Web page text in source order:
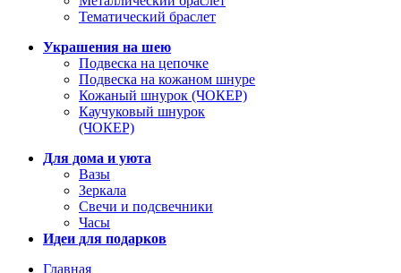
Тематический браслет
Украшения на шею
Подвеска на цепочке
Подвеска на кожаном шнуре
Кожаный шнурок (ЧОКЕР)
Каучуковый шнурок
(ЧОКЕР)
Для дома и уюта
Вазы
Зеркала
Свечи и подсвечники
Часы
Идеи для подарков
Главная